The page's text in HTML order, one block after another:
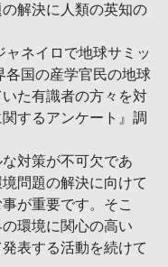
解決に人類の英知の
ネイロで地球サミッ
各国の産学官民の地球
た有識者の方々を対
するアンケート』調
対策が不可欠であ
問題の解決に向けて
が重要です。そこ
環境に関心の高い
表する活動を続けて